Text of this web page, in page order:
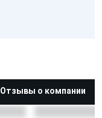
Отзывы о компании